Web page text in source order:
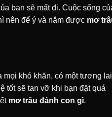
bạn sẽ mất đi. Cuộc sống
nên để ý và nắm được mơ
mọi khó khăn, có một tương
tốt sẽ tan vỡ khi bạn đặt quá
mơ trâu đánh con gì.